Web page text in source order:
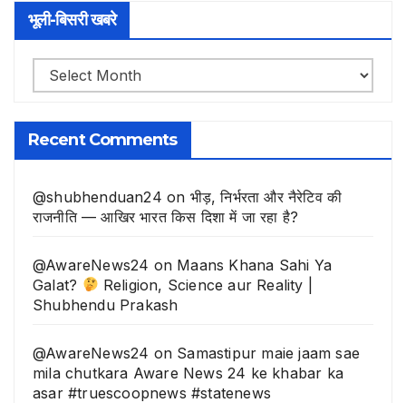
भूली-बिसरी खबरे
भूली-
बिसरी
खबरे
Recent Comments
@shubhenduan24 on भीड़, निर्भरता और नैरेटिव की
राजनीति — आखिर भारत किस दिशा में जा रहा है?
@AwareNews24 on Maans Khana Sahi Ya
Galat?
Religion, Science aur Reality |
Shubhendu Prakash
@AwareNews24 on Samastipur maie jaam sae
mila chutkara Aware News 24 ke khabar ka
asar #truescoopnews #statenews